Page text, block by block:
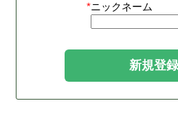
*ニックネーム